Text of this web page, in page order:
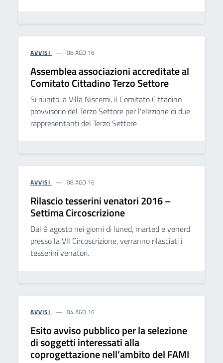
AVVISI 08 AGO 16
Assemblea associazioni accreditate al
Comitato Cittadino Terzo Settore
Si riunito, a Villa Niscemi, il Comitato Cittadino
provvisorio del Terzo Settore per l'elezione di due
rappresentanti del Terzo Settore
AVVISI 08 AGO 16
Rilascio tesserini venatori 2016 –
Settima Circoscrizione
Dal 9 agosto nei giorni di luned, marted e venerd
presso la VII Circoscrizione, verranno rilasciati i
tesserini venatori.
AVVISI 04 AGO 16
Esito avviso pubblico per la selezione
di soggetti interessati alla
coprogettazione nell’ambito del FAMI